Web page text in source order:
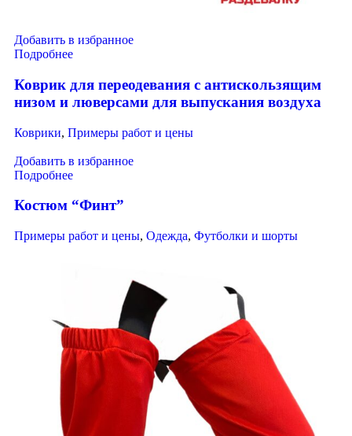
Добавить в избранное
Подробнее
Коврик для переодевания с антискользящим
низом и люверсами для выпускания воздуха
Коврики, Примеры работ и цены
Добавить в избранное
Подробнее
Костюм “Финт”
Примеры работ и цены, Одежда, Футболки и шорты